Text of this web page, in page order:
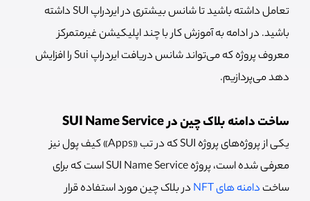
تعامل داشته باشید تا شانس بیشتری در ایردراپ SUI داشته
باشید. در ادامه به آموزش کار با چند اپلیکیشن غیرمتمرکز
معروف پروژه که می‌تواند شانس دریافت ایردراپ Sui را افزایش
دهد می‌پردازیم.
ساخت دامنه بلاک چین در SUI Name Service
یکی از پروژه‌های پروژه SUI که در تب «Apps» کیف پول نیز
معرفی شده است، پروژه SUI Name Service است که برای
ساخت دامنه های NFT
در بلاک چین مورد استفاده قرار